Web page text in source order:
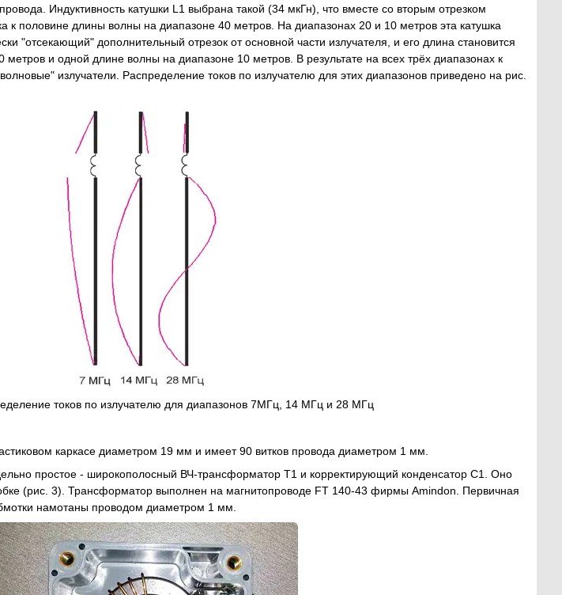
Индуктивность катушки L1 выбрана такой (34 мкГн), что вместе со вторым отрезком
к половине длины волны на диапазоне 40 метров. На диапазонах 20 и 10 метров эта катушка
"отсекающий" дополнительный отрезок от основной части излучателя, и его длина становится
и одной длине волны на диапазоне 10 метров. В результате на всех трёх диапазонах к
излучатели. Распределение токов по излучателю для этих диапазонов приведено на рис.
токов по излучателю для диапазонов 7МГц, 14 МГц и 28 МГц
каркасе диаметром 19 мм и имеет 90 витков провода диаметром 1 мм.
простое - широкополосный ВЧ-трансформатор Т1 и корректирующий конденсатор С1. Оно
(рис. 3). Трансформатор выполнен на магнитопроводе FT 140-43 фирмы Amindon. Первичная
намотаны проводом диаметром 1 мм.